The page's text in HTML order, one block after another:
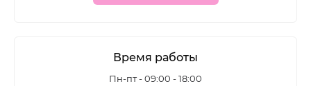
Время работы
Пн-пт - 09:00 - 18:00